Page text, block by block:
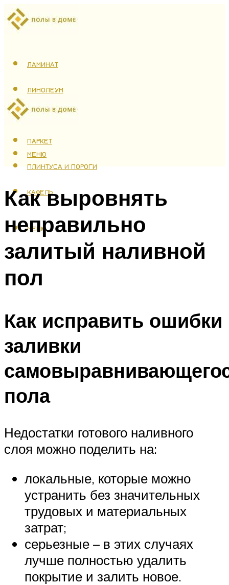
ЛАМИНАТ
ЛИНОЛЕУМ
ТЕПЛЫЙ ПОЛ
ПАРКЕТ
ПЛИНТУСА И ПОРОГИ
КАФЕЛЬ
МЕНЮ
МЕНЮ
Как выровнять
неправильно
залитый наливной
пол
Как исправить ошибки
заливки
пола
Недостатки готового наливного
слоя можно поделить на:
локальные, которые можно
устранить без значительных
трудовых и материальных
затрат;
серьезные – в этих случаях
лучше полностью удалить
покрытие и залить новое.